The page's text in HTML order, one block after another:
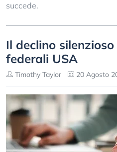
succede.
Il declino
federali USA
Timothy Taylor 20 Agosto